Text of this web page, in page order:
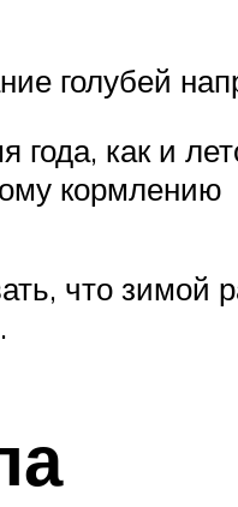
голубей
года, как и
кормлению
что зимой